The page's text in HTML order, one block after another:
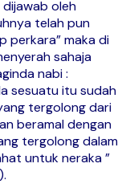
oleh
telah pun
perkara” maka di
sahaja
nabi :
sesuatu itu sudah
tergolong dari
beramal dengan
tergolong dalam
untuk neraka ”